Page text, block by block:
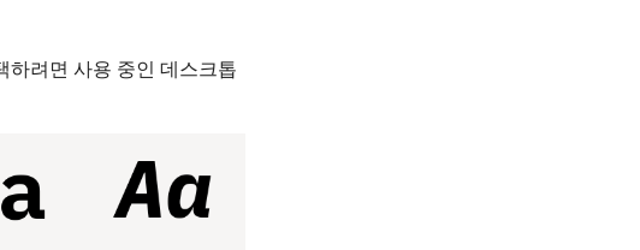
하려면 사용 중인 데스크톱